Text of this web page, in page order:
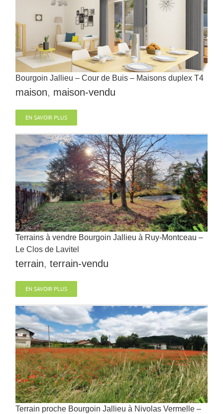
Bourgoin Jallieu – Cour de Buis – Maisons duplex T4
maison, maison-vendu
EN SAVOIR PLUS
Terrains à vendre Bourgoin Jallieu à Ruy-Montceau –
Le Clos de Lavitel
terrain, terrain-vendu
EN SAVOIR PLUS
Terrain proche Bourgoin Jallieu à Nivolas Vermelle –